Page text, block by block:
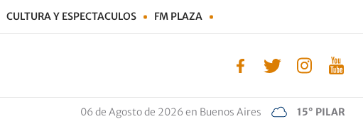
CULTURA Y ESPECTACULOS FM PLAZA
06 de Agosto de 2026 en Buenos Aires 15° PILAR